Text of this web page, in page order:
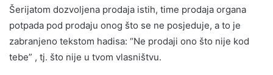
Šerijatom dozvoljena prodaja istih, time prodaja organa
potpada pod prodaju onog što se ne posjeduje, a to je
zabranjeno tekstom hadisa: “Ne prodaji ono što nije kod
tebe” , tj. što nije u tvom vlasništvu.